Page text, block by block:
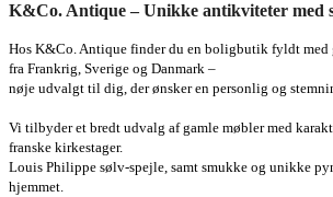
K&Co. Antique – Unikke antikviteter med
Hos K&Co. Antique finder du en boligbutik fyldt med
fra Frankrig, Sverige og Danmark –
nøje udvalgt til dig, der ønsker en personlig og
Vi tilbyder et bredt udvalg af gamle møbler med
franske kirkestager.
Louis Philippe sølv-spejle, samt smukke og unikke
hjemmet.